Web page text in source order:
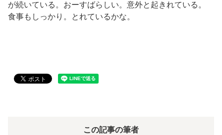
が続いている。おーすばらしい。意外と起きれている。
食事もしっかり。とれているかな。
この記事の筆者